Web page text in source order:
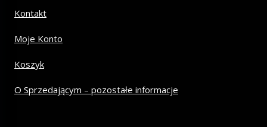
Kontakt
Moje Konto
Koszyk
O Sprzedającym – pozostałe informacje